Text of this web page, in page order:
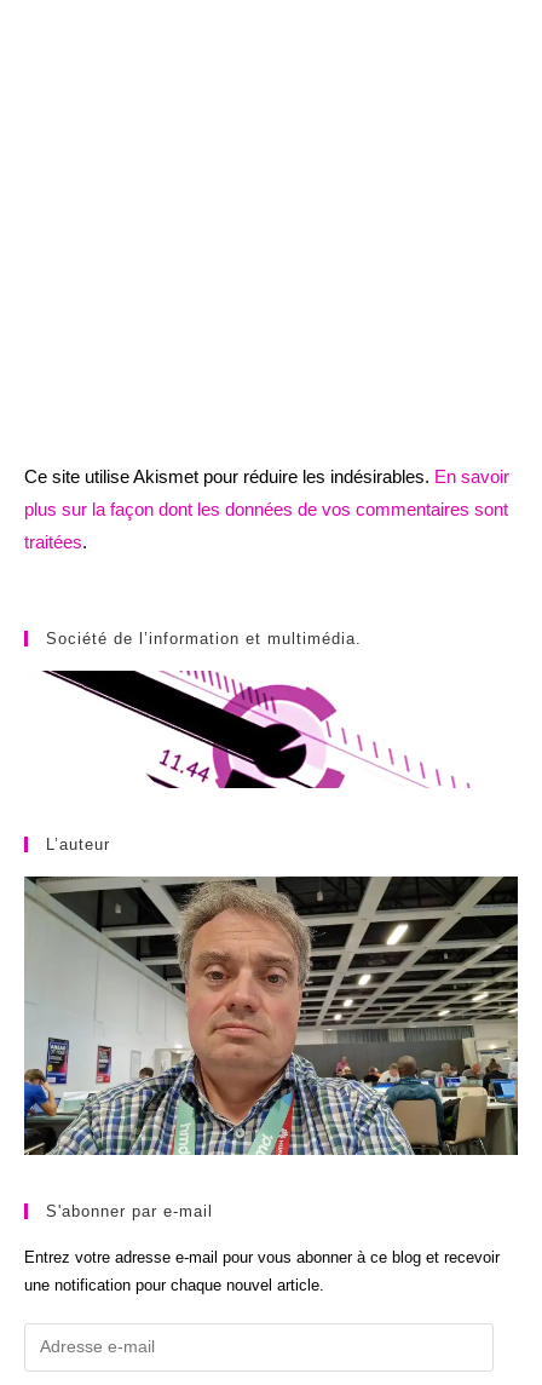
Ce site utilise Akismet pour réduire les indésirables. En savoir
plus sur la façon dont les données de vos commentaires sont
traitées.
Société de l’information et multimédia.
L’auteur
S'abonner par e-mail
Entrez votre adresse e-mail pour vous abonner à ce blog et recevoir
une notification pour chaque nouvel article.
Adresse
e-